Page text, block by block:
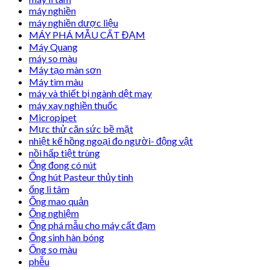
máy nghiền
máy nghiền dược liệu
MÁY PHÁ MẪU CẤT ĐẠM
Máy Quang
máy so màu
Máy tạo màn sơn
Máy tìm màu
máy và thiết bị ngành dệt may
máy xay nghiền thuốc
Micropipet
Mực thử căn sức bề mặt
nhiệt kế hồng ngoại đo người- động vật
nồi hấp tiệt trùng
Ống đong có nút
Ống hút Pasteur thủy tinh
ống li tâm
Ống mao quản
Ống nghiệm
Ống phá mẫu cho máy cất đạm
Ống sinh hàn bóng
Ống so màu
phễu